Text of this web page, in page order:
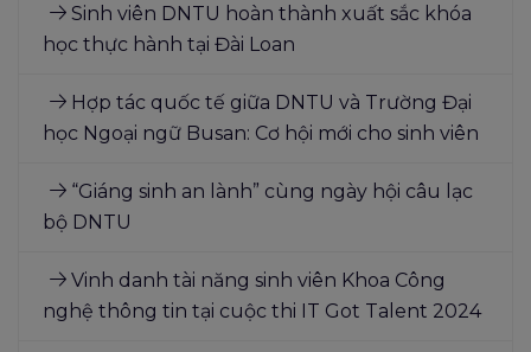
Sinh viên DNTU hoàn thành xuất sắc khóa
học thực hành tại Đài Loan
Hợp tác quốc tế giữa DNTU và Trường Đại
học Ngoại ngữ Busan: Cơ hội mới cho sinh viên
“Giáng sinh an lành” cùng ngày hội câu lạc
bộ DNTU
Vinh danh tài năng sinh viên Khoa Công
nghệ thông tin tại cuộc thi IT Got Talent 2024